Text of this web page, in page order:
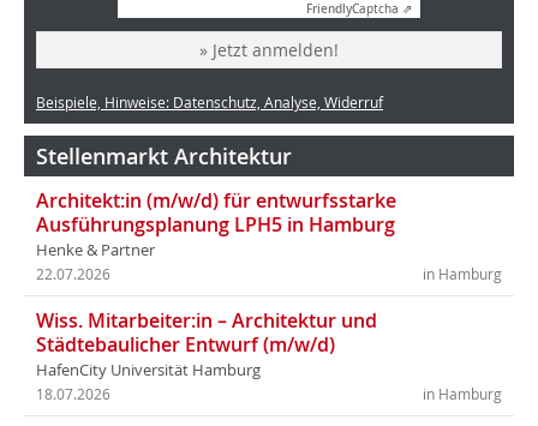
FriendlyCaptcha ⇗
» Jetzt anmelden!
Beispiele, Hinweise: Datenschutz, Analyse, Widerruf
Stellenmarkt Architektur
Architekt:in (m/w/d) für entwurfsstarke
Ausführungsplanung LPH5 in Hamburg
Henke & Partner
in Hamburg
22.07.2026
Wiss. Mitarbeiter:in – Architektur und
Städtebaulicher Entwurf (m/w/d)
HafenCity Universität Hamburg
in Hamburg
18.07.2026